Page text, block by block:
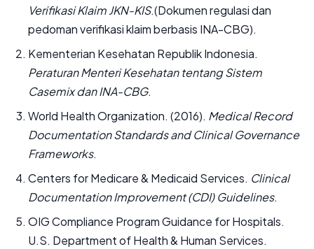
Verifikasi Klaim JKN-KIS.(Dokumen regulasi dan
pedoman verifikasi klaim berbasis INA-CBG).
Kementerian Kesehatan Republik Indonesia.
Peraturan Menteri Kesehatan tentang Sistem
Casemix dan INA-CBG.
World Health Organization. (2016). Medical Record
Documentation Standards and Clinical Governance
Frameworks.
Centers for Medicare & Medicaid Services. Clinical
Documentation Improvement (CDI) Guidelines.
OIG Compliance Program Guidance for Hospitals.
U.S. Department of Health & Human Services.